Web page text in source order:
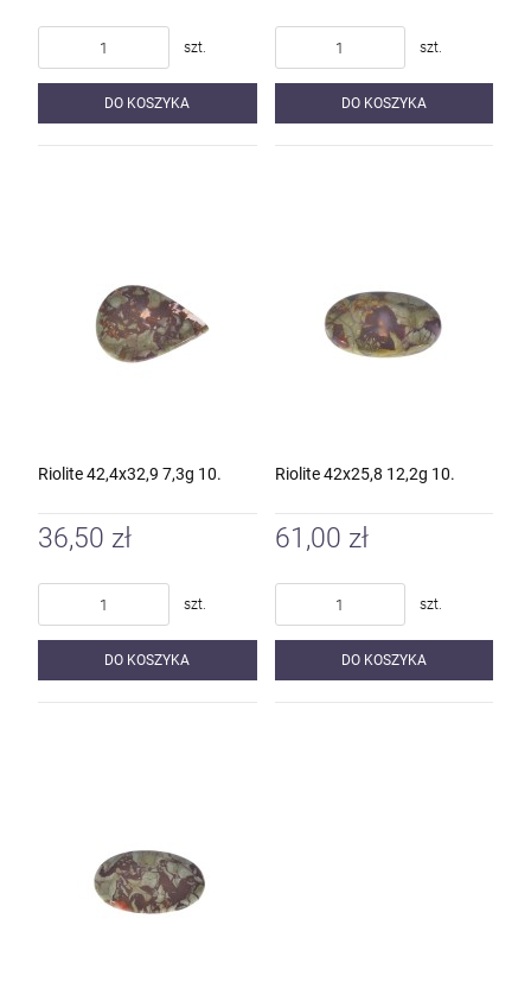
szt.
DO KOSZYKA
szt.
DO KOSZYKA
Riolite 42,4x32,9 7,3g 10.
36,50 zł
szt.
DO KOSZYKA
Riolite 42x25,8 12,2g 10.
61,00 zł
szt.
DO KOSZYKA